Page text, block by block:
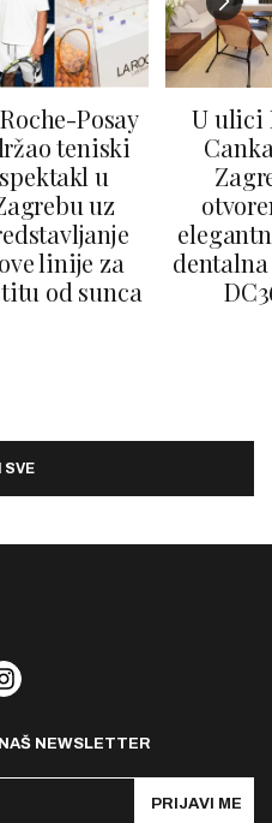
Posay
teniski
spektakl u
uz
linije za
od sunca
U ulici
SVE
NEWSLETTER
PRIJAVI ME